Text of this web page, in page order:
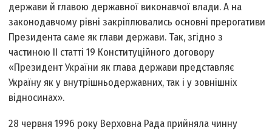
держави й главою державної виконавчої влади. А на
законодавчому рівні закріплювались основні прерогативи
Президента саме як глави держави. Так, згідно з
частиною ІІ статті 19 Конституційного договору
«Президент України як глава держави представляє
Україну як у внутрішньодержавних, так і у зовнішніх
відносинах».
28 червня 1996 року Верховна Рада прийняла чинну